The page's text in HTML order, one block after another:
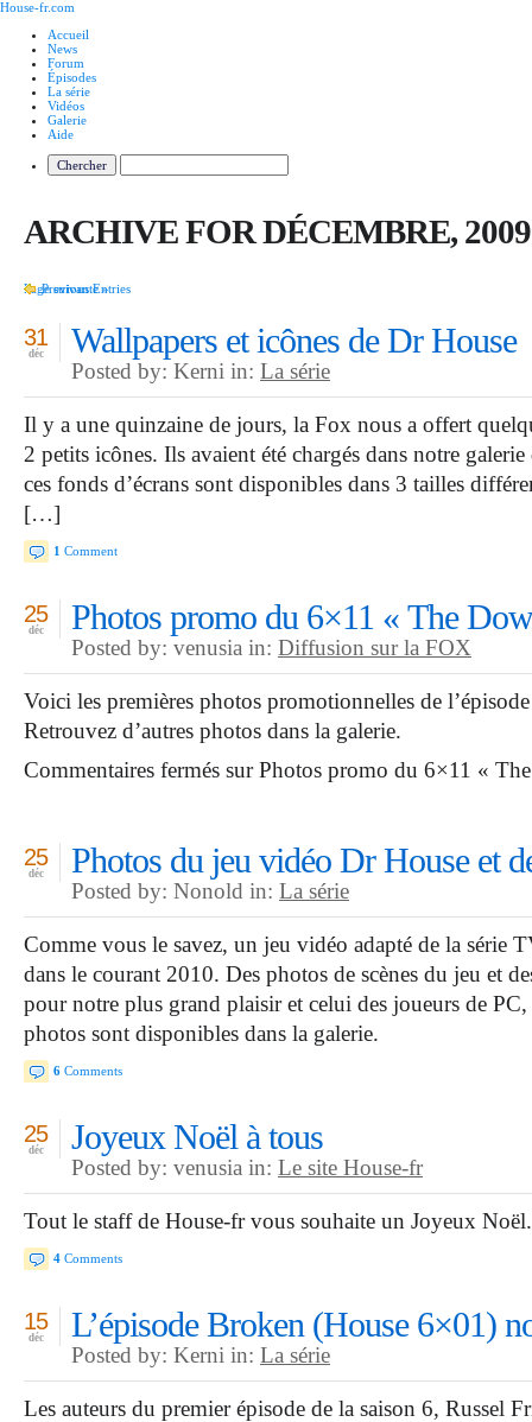
House-fr.com
Accueil
News
Forum
Épisodes
La série
Vidéos
Galerie
Aide
ARCHIVE FOR DÉCEMBRE, 2009
Previous Entries
Page suivante »
Wallpapers et icônes de Dr House
31
déc
Posted by: Kerni in: La série
Il y a une quinzaine de jours, la Fox nous a offert
2 petits icônes. Ils avaient été chargés dans notre
ces fonds d’écrans sont disponibles dans 3 tailles
[…]
1 Comment
Photos promo du 6×11 « The
25
déc
Posted by: venusia in: Diffusion sur la FOX
Voici les premières photos promotionnelles de
Retrouvez d’autres photos dans la galerie.
Commentaires fermés sur Photos promo du 6×11 «
Photos du jeu vidéo Dr House et
25
déc
Posted by: Nonold in: La série
Comme vous le savez, un jeu vidéo adapté de la série
dans le courant 2010. Des photos de scènes du jeu et
pour notre plus grand plaisir et celui des joueurs de
photos sont disponibles dans la galerie.
6 Comments
Joyeux Noël à tous
25
déc
Posted by: venusia in: Le site House-fr
Tout le staff de House-fr vous souhaite un Joyeux Noël.
4 Comments
L’épisode Broken (House 6×01)
15
déc
Posted by: Kerni in: La série
Les auteurs du premier épisode de la saison 6, Russel